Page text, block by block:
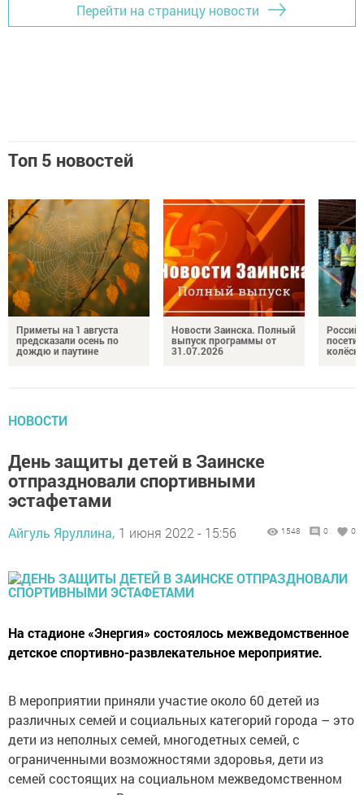
Перейти на страницу новости
Топ 5 новостей
Приметы на 1 августа
предсказали осень по
дождю и паутине
Новости Заинска. Полный
выпуск программы от
31.07.2026
НОВОСТИ
День защиты детей в Заинске
отпраздновали спортивными
эстафетами
Айгуль Яруллина, 1 июня 2022 - 15:56 1548 0 0
На стадионе «Энергия» состоялось межведомственное
детское спортивно-развлекательное мероприятие.
В мероприятии приняли участие около 60 детей из
различных семей и социальных категорий города – это
дети из неполных семей, многодетных семей, с
ограниченными возможностями здоровья, дети из
семей состоящих на социальном межведомственном